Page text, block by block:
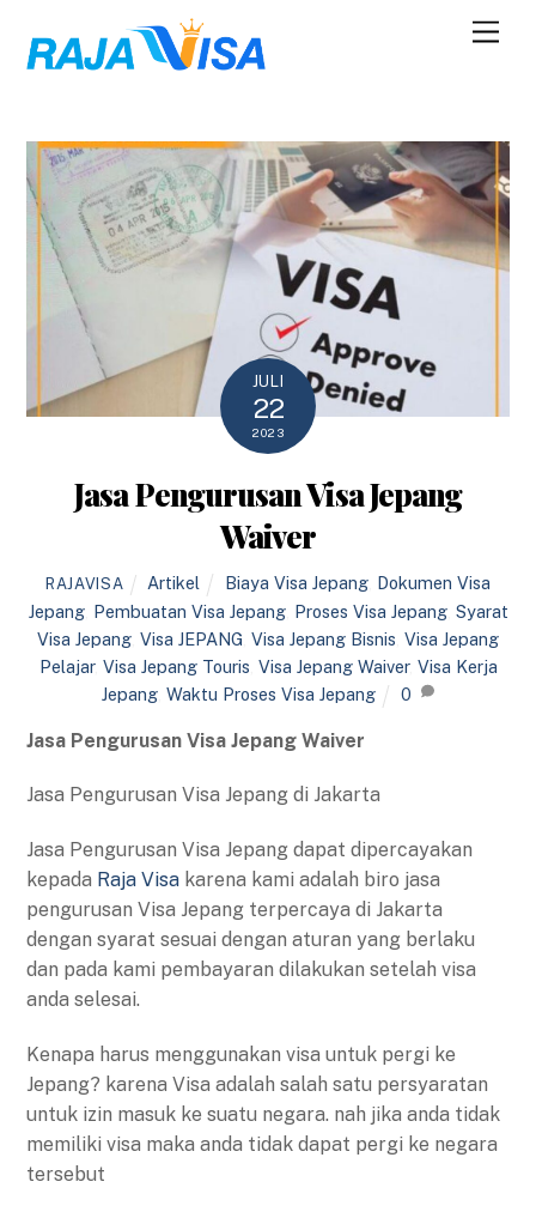
content
JULI
22
2023
Jasa Pengurusan Visa Jepang
Waiver
RAJAVISA Artikel Biaya Visa Jepang, Dokumen Visa
Jepang, Pembuatan Visa Jepang, Proses Visa Jepang, Syarat
Visa Jepang Visa JEPANG Visa Jepang Bisnis Visa Jepang
Pelajar, Visa Jepang Touris Visa Jepang Waiver, Visa Kerja
Jepang, Waktu Proses Visa Jepang 0
Jasa Pengurusan Visa Jepang Waiver
Jasa Pengurusan Visa Jepang di Jakarta
Jasa Pengurusan Visa Jepang dapat dipercayakan
kepada Raja Visa karena kami adalah biro jasa
pengurusan Visa Jepang terpercaya di Jakarta
dengan syarat sesuai dengan aturan yang berlaku
dan pada kami pembayaran dilakukan setelah visa
anda selesai.
Kenapa harus menggunakan visa untuk pergi ke
Jepang? karena Visa adalah salah satu persyaratan
untuk izin masuk ke suatu negara. nah jika anda tidak
memiliki visa maka anda tidak dapat pergi ke negara
tersebut